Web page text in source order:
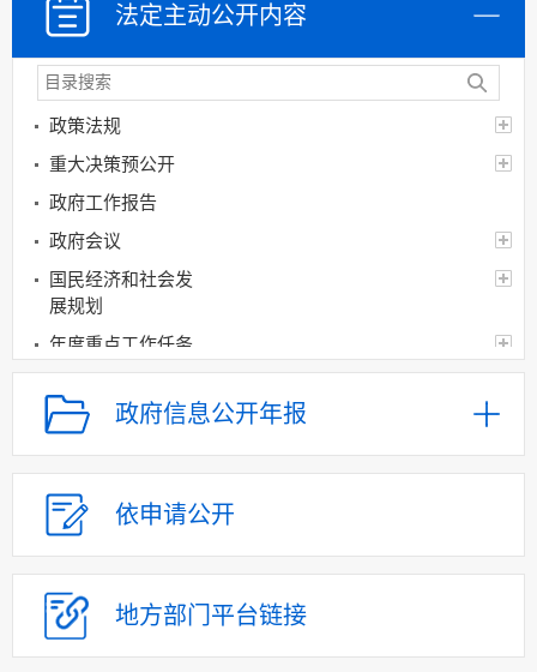
法定主动公开内容
政策法规
重大决策预公开
政府工作报告
政府会议
国民经济和社会发
展规划
年度重点工作任务
分解、执行及落实情况
督查督办及问责情况
和执行效果评估
审计公开
计信息
建议提案办理
政府领导
政府信息公开年报
依申请公开
地方部门 平台链接